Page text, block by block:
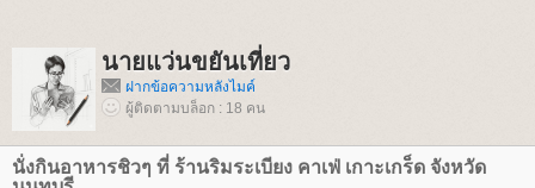
นายแว่นขยันเที่ยว
ฝากข้อความหลังไมค์
ผู้ติดตามบล็อก : 18 คน
นั่งกินอาหารชิวๆ ที่ ร้านริมระเบียง คาเฟ่ เกาะเกร็ด จังหวัด